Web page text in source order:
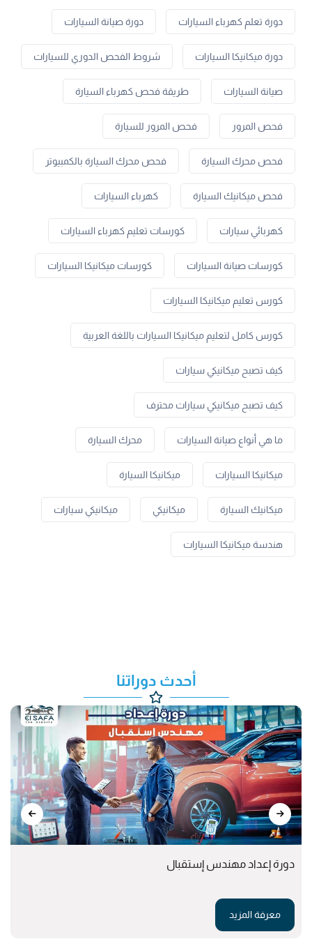
دورة تعلم كهرباء السيارات دورة صيانة السيارات
دورة ميكانيكا السيارات شروط الفحص الدوري للسيارات
صيانة السيارات طريقة فحص كهرباء السيارة
فحص المرور فحص المرور للسيارة
فحص محرك السيارة فحص محرك السيارة بالكمبيوتر
فحص ميكانيك السيارة كهرباء السيارات
كهربائي سيارات كورسات تعليم كهرباء السيارات
كورسات صيانة السيارات كورسات ميكانيكا السيارات
كورس تعليم ميكانيكا السيارات
كورس كامل لتعليم ميكانيكا السيارات باللغة العربية
كيف تصبح ميكانيكي سيارات
كيف تصبح ميكانيكي سيارات محترف
ما هي أنواع صيانة السيارات محرك السيارة
ميكانيكا السيارات ميكانيكا السيارة
ميكانيك السيارة ميكانيكي ميكانيكي سيارات
هندسة ميكانيكا السيارات
أحدث دوراتنا
دورة إعداد مهندس إستقبال
معرفة المزيد